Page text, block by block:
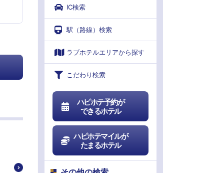
IC検索
駅（路線）検索
ラブホテルエリアから探す
こだわり検索
ハピホテ予約が
できるホテル
ハピホテマイルが
たまるホテル